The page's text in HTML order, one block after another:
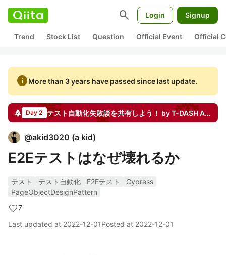
search Login Signup
Trend Stock List Question Official Event Official
infoMore than 3 years have passed since last update.
Day 2 テスト自動化失敗談を共有しよう！ by T-DASHAdvent Calendar
@akid3020 (a kid)
E2Eテストはなぜ壊れるか
テスト テスト自動化 E2Eテスト
Cypress
PageObjectDesignPattern
7
Last updated at 2022-12-01Posted at 2022-12-01